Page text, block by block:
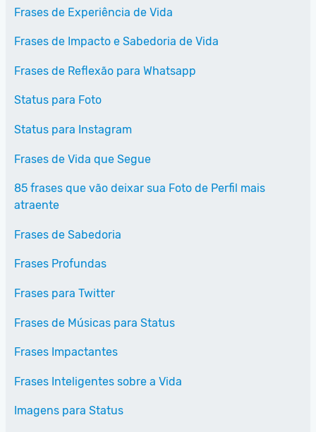
Frases de Experiência de Vida
Frases de Impacto e Sabedoria de Vida
Frases de Reflexão para Whatsapp
Status para Foto
Status para Instagram
Frases de Vida que Segue
85 frases que vão deixar sua Foto de Perfil mais
atraente
Frases de Sabedoria
Frases Profundas
Frases para Twitter
Frases de Músicas para Status
Frases Impactantes
Frases Inteligentes sobre a Vida
Imagens para Status